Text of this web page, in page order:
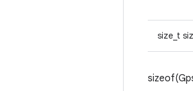
size_t